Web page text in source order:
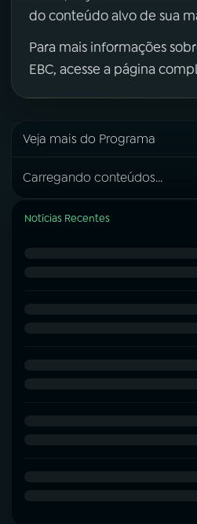
do conteúdo alvo de sua
Para mais informações
EBC, acesse a página
Veja mais do Programa
Carregando conteúdos...
Notícias Recentes